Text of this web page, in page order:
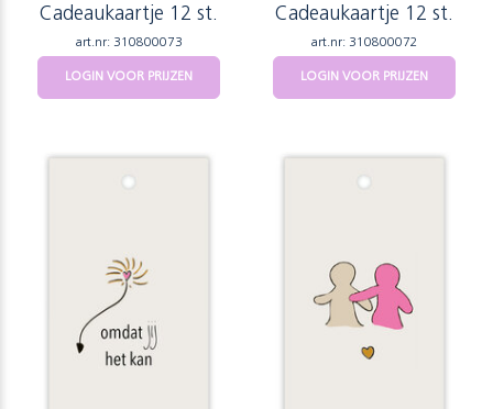
Cadeaukaartje 12 st.
art.nr: 310800073
LOGIN VOOR PRIJZEN
Cadeaukaartje 12 st.
art.nr: 310800072
LOGIN VOOR PRIJZEN